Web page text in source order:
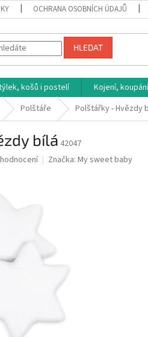
OCHRANA OSOBNÍCH ÚDAJŮ
HLEDAT
košů i postelí Kojení,
Polštáře Polštářky - Hvězdy
bílá 42047
Značka: My sweet baby